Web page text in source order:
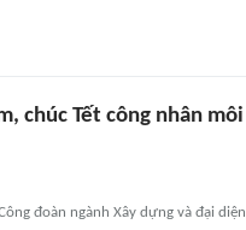
chúc Tết công nhân môi
đoàn ngành Xây dựng và đại diện